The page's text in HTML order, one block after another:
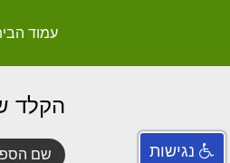
עמוד
הקלד
נגישות